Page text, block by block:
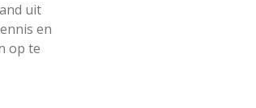
uit
en
op te